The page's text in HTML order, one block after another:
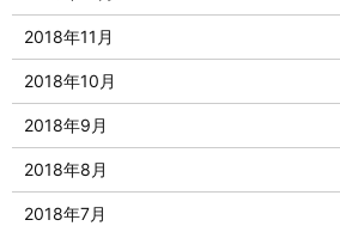
2018年11月
2018年10月
2018年9月
2018年8月
2018年7月